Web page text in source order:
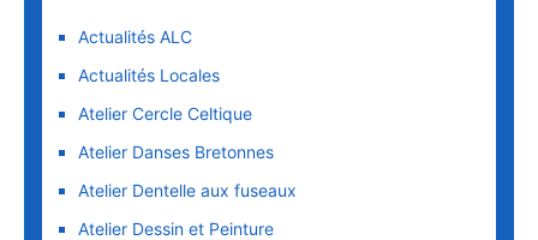
Actualités ALC
Actualités Locales
Atelier Cercle Celtique
Atelier Danses Bretonnes
Atelier Dentelle aux fuseaux
Atelier Dessin et Peinture